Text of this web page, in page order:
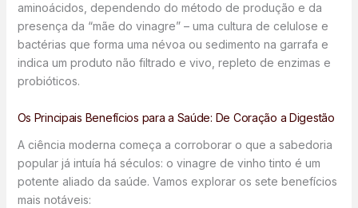
aminoácidos, dependendo do método de produção e da
presença da “mãe do vinagre” – uma cultura de celulose e
bactérias que forma uma névoa ou sedimento na garrafa e
indica um produto não filtrado e vivo, repleto de enzimas e
probióticos.
Os Principais Benefícios para a Saúde: De Coração a Digestão
A ciência moderna começa a corroborar o que a sabedoria
popular já intuía há séculos: o vinagre de vinho tinto é um
potente aliado da saúde. Vamos explorar os sete benefícios
mais notáveis: